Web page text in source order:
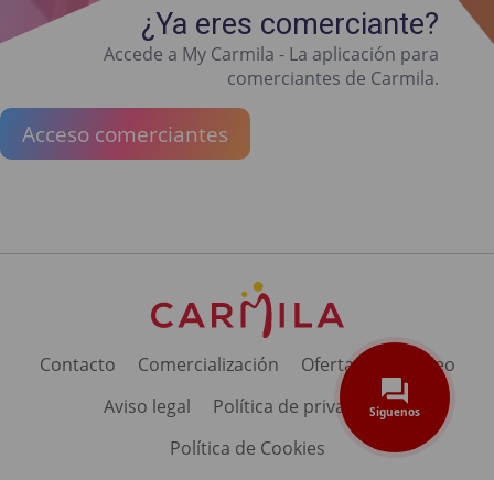
¿Ya eres comerciante?
Accede a My Carmila - La aplicación para
comerciantes de Carmila.
Acceso comerciantes
Contacto Comercialización
Ofertas de empleo
Aviso legal
Política de privacidad
Política de Cookies
Síguenos